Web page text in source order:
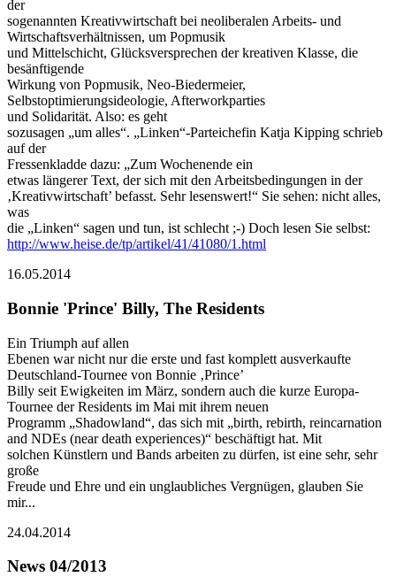
der
sogenannten Kreativwirtschaft bei neoliberalen Arbeits- und
Wirtschaftsverhältnissen, um Popmusik
und Mittelschicht, Glücksversprechen der kreativen Klasse, die
besänftigende
Wirkung von Popmusik, Neo-Biedermeier,
Selbstoptimierungsideologie, Afterworkparties
und Solidarität. Also: es geht
sozusagen „um alles“. „Linken“-Parteichefin Katja Kipping schrieb
auf der
Fressenkladde dazu: „Zum Wochenende ein
etwas längerer Text, der sich mit den Arbeitsbedingungen in der
‚Kreativwirtschaft’ befasst. Sehr lesenswert!“ Sie sehen: nicht alles,
was
die „Linken“ sagen und tun, ist schlecht ;-) Doch lesen Sie selbst:
http://www.heise.de/tp/artikel/41/41080/1.html
16.05.2014
Bonnie 'Prince' Billy, The Residents
Ein Triumph auf allen
Ebenen war nicht nur die erste und fast komplett ausverkaufte
Deutschland-Tournee von Bonnie ‚Prince’
Billy seit Ewigkeiten im März, sondern auch die kurze Europa-
Tournee der Residents im Mai mit ihrem neuen
Programm „Shadowland“, das sich mit „birth, rebirth, reincarnation
and NDEs (near death experiences)“ beschäftigt hat. Mit
solchen Künstlern und Bands arbeiten zu dürfen, ist eine sehr, sehr
große
Freude und Ehre und ein unglaubliches Vergnügen, glauben Sie
mir...
24.04.2014
News 04/2013